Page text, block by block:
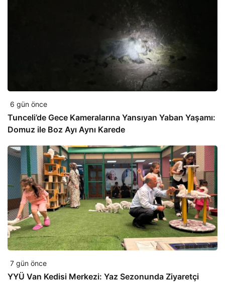
6 gün önce
Tunceli’de Gece Kameralarına Yansıyan Yaban Yaşamı:
Domuz ile Boz Ayı Aynı Karede
7 gün önce
YYÜ Van Kedisi Merkezi: Yaz Sezonunda Ziyaretçi